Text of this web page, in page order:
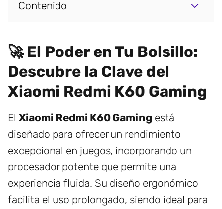
Contenido
🚀 El Poder en Tu Bolsillo:
Descubre la Clave del
Xiaomi Redmi K60 Gaming
El Xiaomi Redmi K60 Gaming está
diseñado para ofrecer un rendimiento
excepcional en juegos, incorporando un
procesador potente que permite una
experiencia fluida. Su diseño ergonómico
facilita el uso prolongado, siendo ideal para